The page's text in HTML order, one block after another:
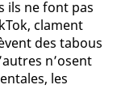
ils ne font pas
clament
des tabous
n’osent
les